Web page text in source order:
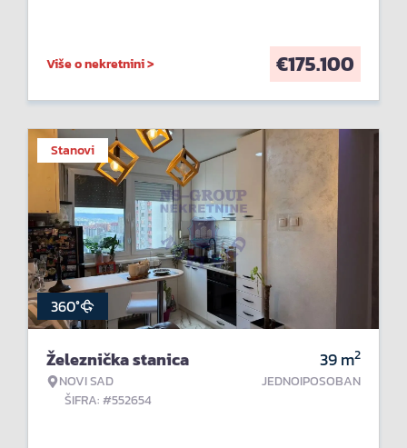
Više o nekretnini > €175.100
Stanovi
360°
Železnička stanica
NOVI SAD
ŠIFRA: #552654
39m2
JEDNOIPOSOBAN